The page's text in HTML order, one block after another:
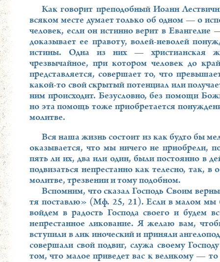
Как говорит преподобный Иоанн
всяком месте думает только об одном — о
человек, если он истинно верит в
доказывает ее правоту, волей-неволей
истины. Одна из них — христианская
чрезвычайное, при котором человек до
представляется, совершает то, что
какой-то свой скрытый потенциал или
ним происходит. Безусловно, без помощи
но эта помощь тоже приобретается
молитве.
Вся наша жизнь состоит из как будто бы
оказывается, что мы ничего не приобрели,
пять ли их, два или один, были постоянно в
подвизаться непрестанно как телесно, так,
молитве, трезвении и тому подобном.
Вспомним, что сказал Господь Своим
тя поставлю» (Мф. 25, 21). Если в малом мы
войдем в радость Господа своего и будем
непрестанное ликование. Я желаю вам,
вступили в лик иноческий и приняли
совершали свой подвиг, служа своему
том, что малое приведет вас к великому — то